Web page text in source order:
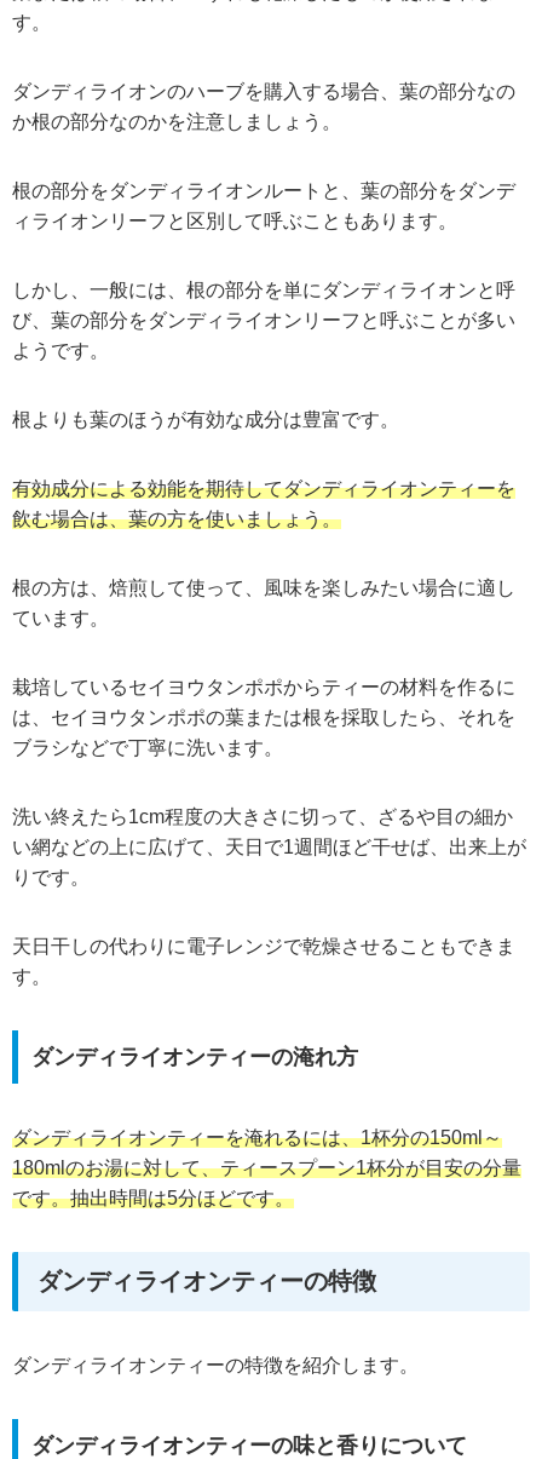
す。
ダンディライオンのハーブを購入する場合、葉の部分なの
か根の部分なのかを注意しましょう。
根の部分をダンディライオンルートと、葉の部分をダンデ
ィライオンリーフと区別して呼ぶこともあります。
しかし、一般には、根の部分を単にダンディライオンと呼
び、葉の部分をダンディライオンリーフと呼ぶことが多い
ようです。
根よりも葉のほうが有効な成分は豊富です。
有効成分による効能を期待してダンディライオンティーを
飲む場合は、葉の方を使いましょう。
根の方は、焙煎して使って、風味を楽しみたい場合に適し
ています。
栽培しているセイヨウタンポポからティーの材料を作るに
は、セイヨウタンポポの葉または根を採取したら、それを
ブラシなどで丁寧に洗います。
洗い終えたら1cm程度の大きさに切って、ざるや目の細か
い網などの上に広げて、天日で1週間ほど干せば、出来上が
りです。
天日干しの代わりに電子レンジで乾燥させることもできま
す。
ダンディライオンティーの淹れ方
ダンディライオンティーを淹れるには、1杯分の150ml～
180mlのお湯に対して、ティースプーン1杯分が目安の分量
です。抽出時間は5分ほどです。
ダンディライオンティーの特徴
ダンディライオンティーの特徴を紹介します。
ダンディライオンティーの味と香りについて